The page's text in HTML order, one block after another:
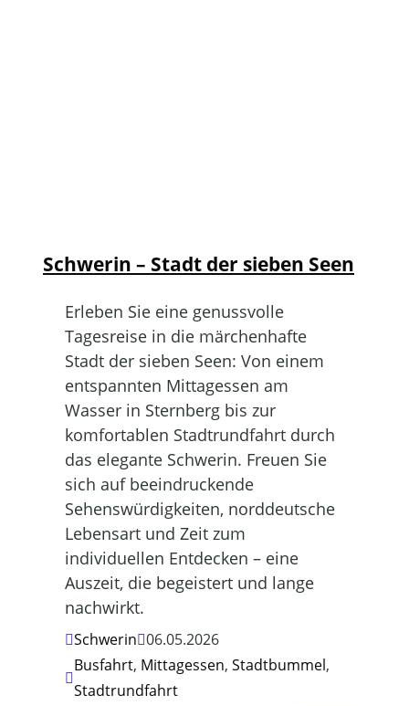
Schwerin – Stadt der sieben Seen
Erleben Sie eine genussvolle
Tagesreise in die märchenhafte
Stadt der sieben Seen: Von einem
entspannten Mittagessen am
Wasser in Sternberg bis zur
komfortablen Stadtrundfahrt durch
das elegante Schwerin. Freuen Sie
sich auf beeindruckende
Sehenswürdigkeiten, norddeutsche
Lebensart und Zeit zum
individuellen Entdecken – eine
Auszeit, die begeistert und lange
nachwirkt.
Schwerin 06.05.2026
Busfahrt, Mittagessen, Stadtbummel,
Stadtrundfahrt